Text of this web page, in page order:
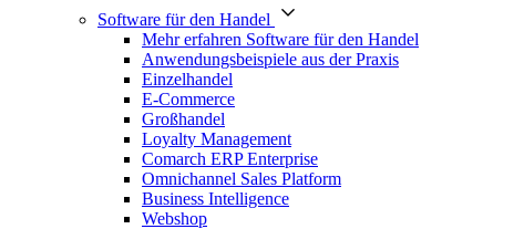
Software für den Handel
Mehr erfahren Software für den Handel
Anwendungsbeispiele aus der Praxis
Einzelhandel
E-Commerce
Großhandel
Loyalty Management
Comarch ERP Enterprise
Omnichannel Sales Platform
Business Intelligence
Webshop